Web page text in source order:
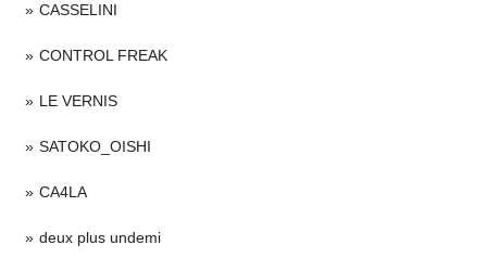
CASSELINI
CONTROL FREAK
LE VERNIS
SATOKO_OISHI
CA4LA
deux plus undemi